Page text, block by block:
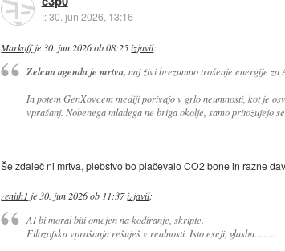
::30. jun 2026, 13:16
Markoffje 30. jun 2026 ob 08:25 izjavil:
Zelena agenda je mrtva, naj živi brezumno trošenje energije za
In potem GenXovcem mediji porivajo v grlo neumnosti, kot je
vprašanj. Nobenega mladega ne briga okolje, samo pritožujejo
Še zdaleč ni mrtva, plebstvo bo plačevalo CO2 bone in razne
zenith1 je 30. jun 2026 ob 11:37izjavil:
AI bi moral biti omejen na kodiranje, skripte.
Filozofska vprašanja rešuješ v realnosti. Isto eseji, glasba.........